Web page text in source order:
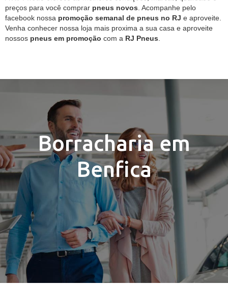
preços para você comprar pneus novos . Acompanhe pelo
facebook nossa promoção semanal de pneus no RJ e aproveite.
Venha conhecer nossa loja mais proxima a sua casa e aproveite
nossos pneus em promoção com a RJ Pneus
Borracharia em
Benfica